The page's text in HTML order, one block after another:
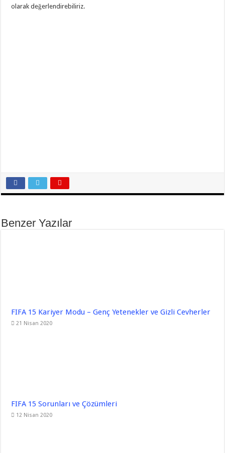
olarak değerlendirebiliriz.
Benzer Yazılar
FIFA 15 Kariyer Modu – Genç Yetenekler ve Gizli Cevherler
21 Nisan 2020
FIFA 15 Sorunları ve Çözümleri
12 Nisan 2020